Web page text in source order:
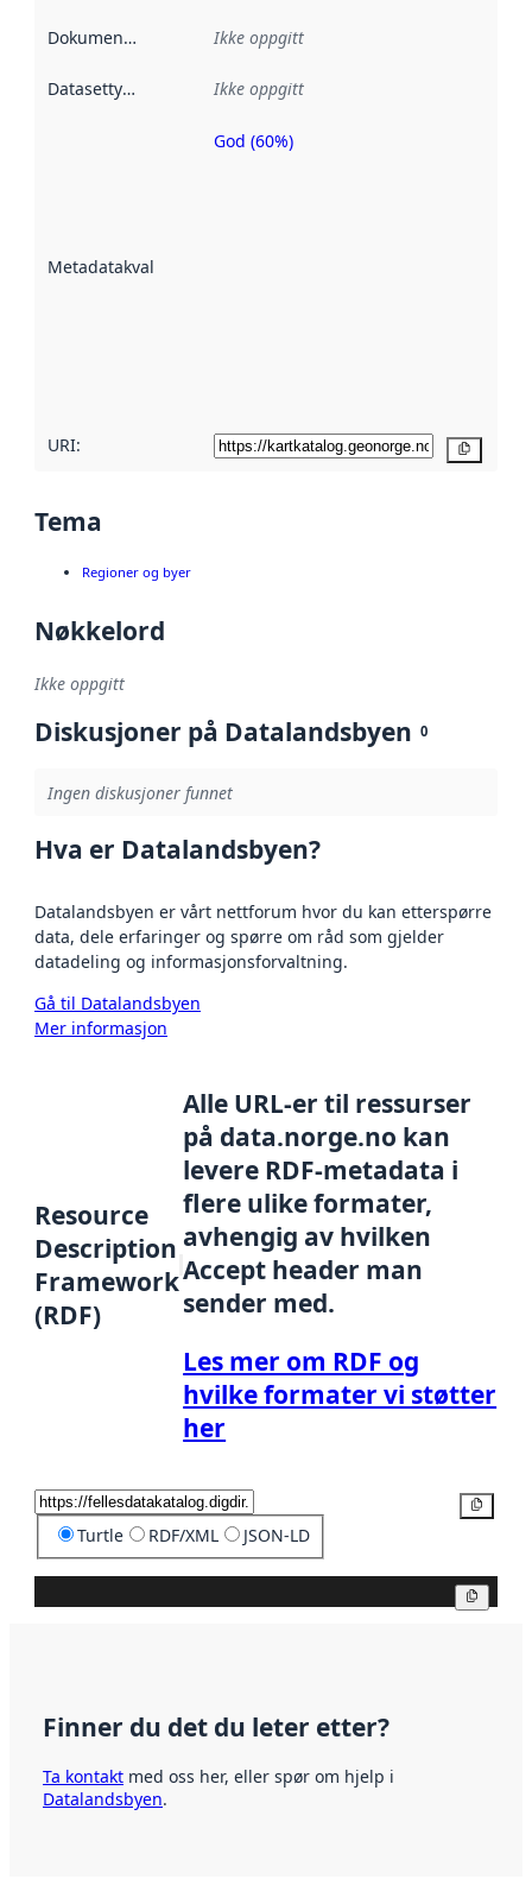
Dokumentasjon Ikke oppgitt
Datasettype Ikke oppgitt
Metadatakvalitet
Metadatakvalitet
God (60%)
URI:
Tema
Regioner og byer
Nøkkelord
Ikke oppgitt
Diskusjoner på Datalandsbyen 0
Ingen diskusjoner funnet
Hva er Datalandsbyen?
Datalandsbyen er vårt nettforum hvor du kan etterspørre
data, dele erfaringer og spørre om råd som gjelder
datadeling og informasjonsforvaltning.
Gå til Datalandsbyen
Mer informasjon
Resource
Description
Framework
(RDF)
Alle URL-er til ressurser
på data.norge.no kan
levere RDF-metadata i
flere ulike formater,
avhengig av hvilken
Accept header man
sender med.
Les mer om RDF og
hvilke formater vi støtter
her
Turtle RDF/XML JSON-LD
Finner du det du leter etter?
Ta kontakt med oss her, eller spør om hjelp i
Datalandsbyen.